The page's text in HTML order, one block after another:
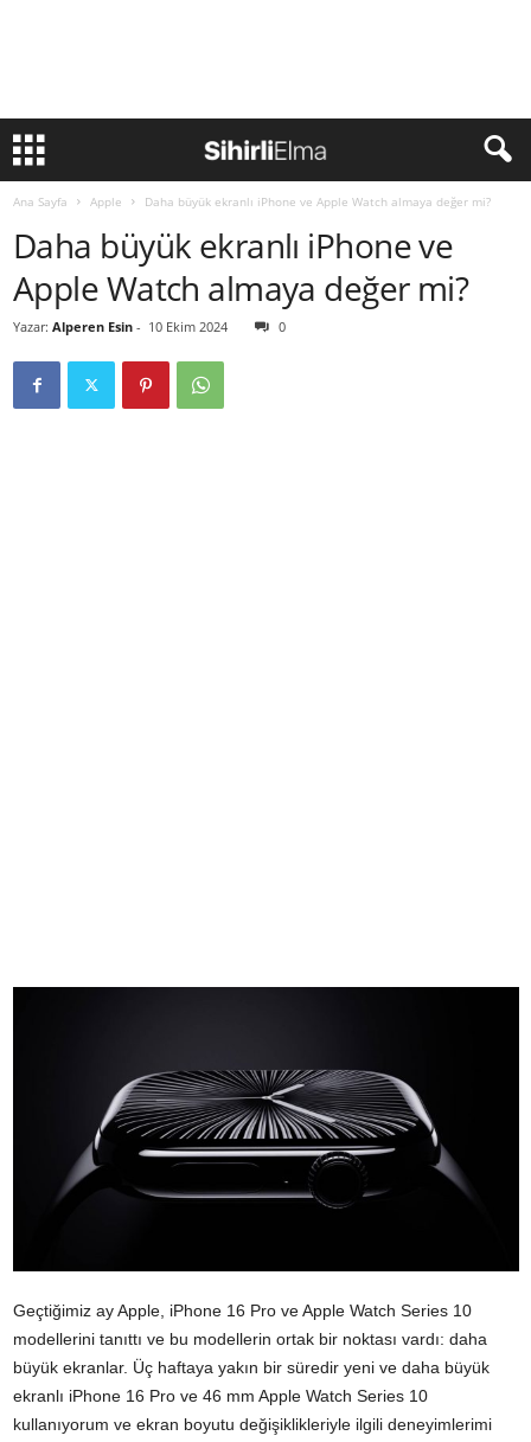
Ana Sayfa Apple Daha büyük ekranlı iPhone ve Apple Watch almaya değer mi?
Daha büyük ekranlı iPhone ve
Apple Watch almaya değer mi?
Yazar: Alperen Esin - 10 Ekim 2024 0
Geçtiğimiz ay Apple, iPhone 16 Pro ve Apple Watch Series 10
modellerini tanıttı ve bu modellerin ortak bir noktası vardı: daha
büyük ekranlar. Üç haftaya yakın bir süredir yeni ve daha büyük
ekranlı iPhone 16 Pro ve 46 mm Apple Watch Series 10
kullanıyorum ve ekran boyutu değişiklikleriyle ilgili deneyimlerimi